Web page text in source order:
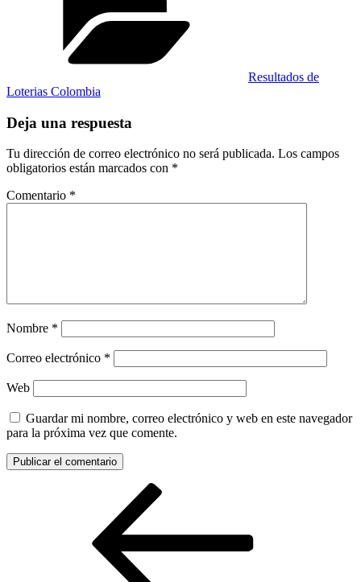
Resultados de
Loterias Colombia
Deja una respuesta
Tu dirección de correo electrónico no será publicada. Los campos
obligatorios están marcados con *
Comentario *
Nombre *
Correo electrónico *
Web
Guardar mi nombre, correo electrónico y web en este navegador
para la próxima vez que comente.